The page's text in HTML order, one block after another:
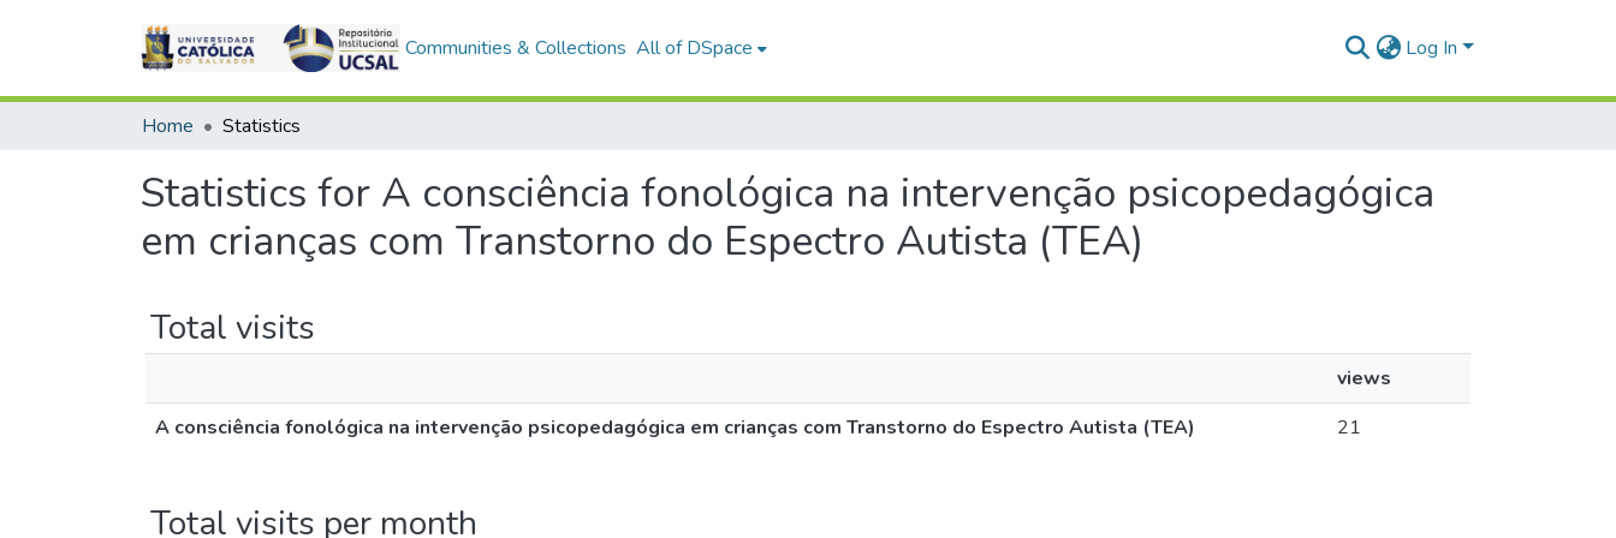
Communities & Collections All of DSpace Log In
Home Statistics
Statistics for A consciência fonológica na intervenção psicopedagógica
em crianças com Transtorno do Espectro Autista (TEA)
Total visits
views
A consciência fonológica na intervenção psicopedagógica em crianças com Transtorno do Espectro Autista (TEA)
21
Total visits per month